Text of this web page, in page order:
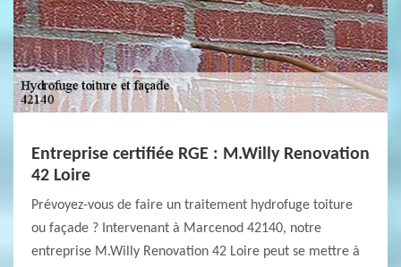
Entreprise certifiée RGE : M.Willy Renovation
42 Loire
Prévoyez-vous de faire un traitement hydrofuge toiture
ou façade ? Intervenant à Marcenod 42140, notre
entreprise M.Willy Renovation 42 Loire peut se mettre à